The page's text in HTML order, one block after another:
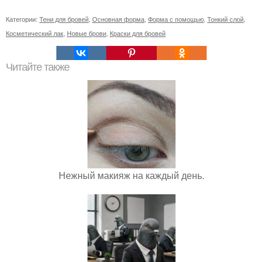
Категории: Тени для бровей, Основная форма, Форма с помощью, Тонкий слой,
Косметический лак, Новые брови, Краски для бровей
Читайте также
Нежный макияж на каждый день.